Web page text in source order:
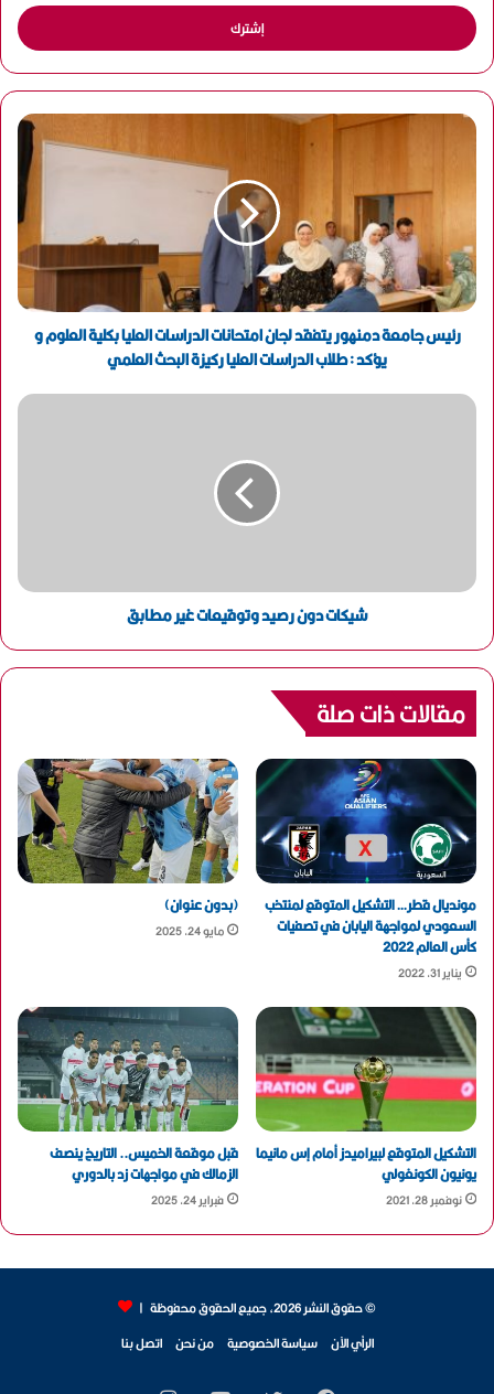
خ
ل
ر
د
ل
ك
ت
ر
رئيس جامعة دمنهور يتفقد لجان امتحانات الدراسات العليا بكلية العلوم و
يؤكد : طلاب الدراسات العليا ركيزة البحث العلمي
شيكات دون رصيد وتوقيعات غير مطابق
مقالات ذات صلة
مونديال قطر… التشكيل المتوقع لمنتخب
السعودي لمواجهة اليابان في تصفيات
كأس العالم 2022
يناير 31, 2022
(بدون عنوان)
مايو 24, 2025
التشكيل المتوقع لبيراميدز أمام إس مانيما
يونيون الكونغولي
نوفمبر 28, 2021
قبل موقعة الخميس.. التاريخ ينصف
الزمالك في مواجهات زد بالدوري
فبراير 24, 2025
© حقوق النشر 2026، جميع الحقوق محفوظة |
الرأي الآن سياسة الخصوصية من نحن اتصل بنا